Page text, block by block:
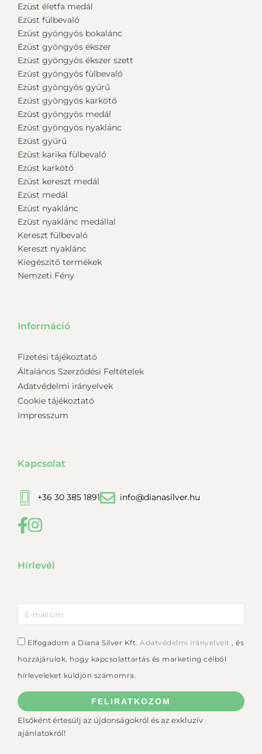
Ezüst életfa medál
Ezüst fülbevaló
Ezüst gyöngyös bokalánc
Ezüst gyöngyös ékszer
Ezüst gyöngyös ékszer szett
Ezüst gyöngyös fülbevaló
Ezüst gyöngyös gyűrű
Ezüst gyöngyös karkötő
Ezüst gyöngyös medál
Ezüst gyöngyös nyaklánc
Ezüst gyűrű
Ezüst karika fülbevaló
Ezüst karkötő
Ezüst kereszt medál
Ezüst medál
Ezüst nyaklánc
Ezüst nyaklánc medállal
Kereszt fülbevaló
Kereszt nyaklánc
Kiegészítő termékek
Nemzeti Fény
Információ
Fizetési tájékoztató
Általános Szerződési Feltételek
Adatvédelmi irányelvek
Cookie tájékoztató
Impresszum
Kapcsolat
+36 30 385 1891 info@dianasilver.hu
Hírlevél
Elfogadom a Diana Silver Kft. Adatvédelmi irányelveit , és
hozzájárulok, hogy kapcsolattartás és marketing célból
hírleveleket küldjön számomra.
FELIRATKOZOM
Elsőként értesülj az újdonságokról és az exkluzív
ajánlatokról!